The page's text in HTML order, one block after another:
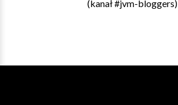
(kanał #jvm-bloggers)